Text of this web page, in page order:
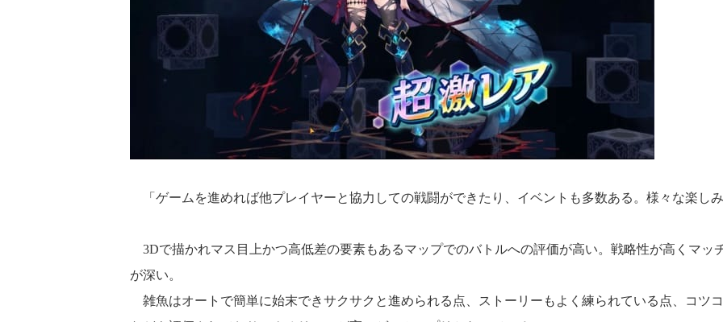
「ゲームを進めれば他プレイヤーと協力しての戦闘ができたり、イベントも多数ある。様々な楽しみ
3Dで描かれマス目上かつ高低差の要素もあるマップでのバトルへの評価が高い。戦略性が高くマッ
が深い。
雑魚はオートで簡単に始末できサクサクと進められる点、ストーリーもよく練られている点、コツ